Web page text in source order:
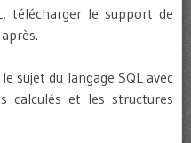
télécharger le support de
sujet du langage SQL avec
calculés et les structures